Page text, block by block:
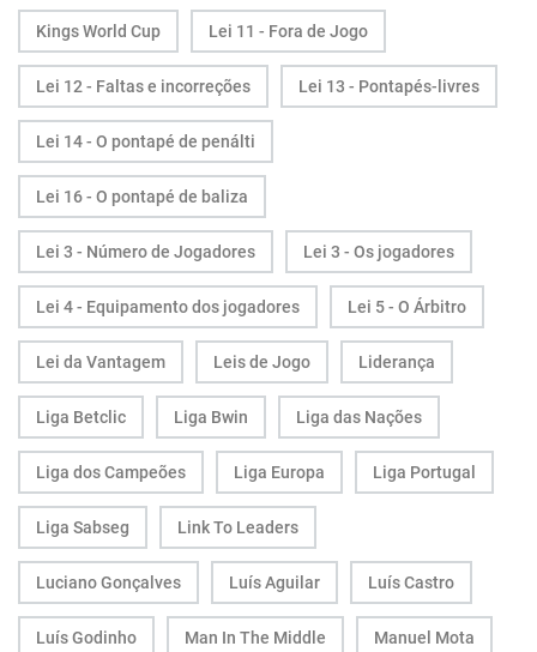
Kings World Cup Lei 11 - Fora de Jogo
Lei 12 - Faltas e incorreções Lei 13 - Pontapés-livres
Lei 14 - O pontapé de penálti
Lei 16 - O pontapé de baliza
Lei 3 - Número de Jogadores Lei 3 - Os jogadores
Lei 4 - Equipamento dos jogadores Lei 5 - O Árbitro
Lei da Vantagem Leis de Jogo Liderança
Liga Betclic Liga Bwin Liga das Nações
Liga dos Campeões Liga Europa Liga Portugal
Liga Sabseg Link To Leaders
Luciano Gonçalves Luís Aguilar Luís Castro
Luís Godinho Man In The Middle Manuel Mota